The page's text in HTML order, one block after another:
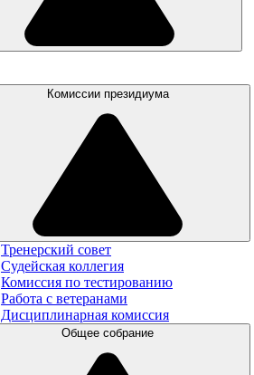
Комиссии президиума
Тренерский совет
Судейская коллегия
Комиссия по тестированию
Работа с ветеранами
Дисциплинарная комиссия
Общее собрание